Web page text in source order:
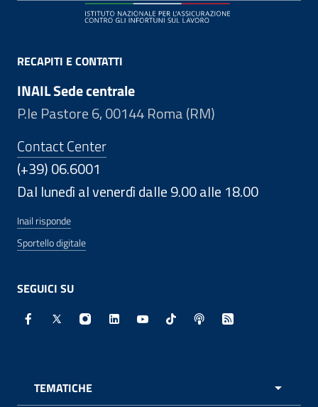
RECAPITI E CONTATTI
INAIL Sede centrale
P.le Pastore 6, 00144 Roma (RM)
Contact Center
(+39) 06.6001
Dal lunedì al venerdì dalle 9.00 alle 18.00
Inail risponde
Sportello digitale
SEGUICI SU
Facebook - Sito esterno - Apertura in nuova finestra
X - Sito esterno - Apertura in nuova finestra
Instagram - Sito esterno - Apertura in
Linkedin - Sito esterno - Apertura in
Youtube - Sito esterno -
TikTok - Sito esterno -
Spreaker - Sito
Feed RSS -
TEMATICHE